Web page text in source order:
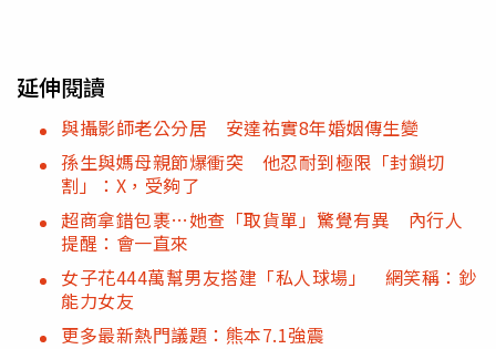
延伸閱讀
與攝影師老公分居 安達祐實8年婚姻傳生變
孫生與媽母親節爆衝突 他忍耐到極限「封鎖切
割」：X，受夠了
超商拿錯包裹…她查「取貨單」驚覺有異 內行人
提醒：會一直來
女子花444萬幫男友搭建「私人球場」 網笑稱：鈔
能力女友
更多最新熱門議題：熊本7.1強震